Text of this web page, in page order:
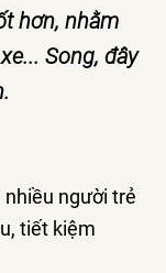
hơn, nhằm
Song, đây
người trẻ
tiết kiệm